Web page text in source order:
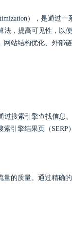
），是通过
，提高可见性，以
网站结构优化、外部
搜索引擎查找信息
引擎结果页（
量的质量。通过精确